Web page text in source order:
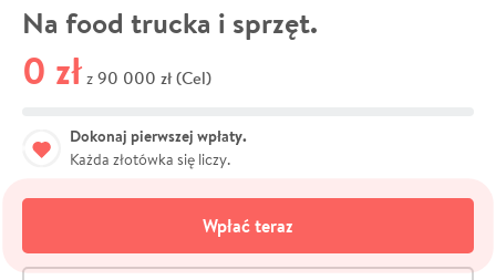
Na food trucka i sprzęt.
0 zł z 90 000 zł (Cel)
Dokonaj pierwszej wpłaty.
Każda złotówka się liczy.
Wpłać teraz